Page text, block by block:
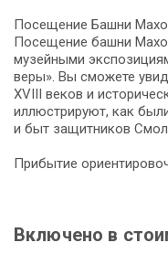
Посещение Башни
Посещение башни
музейными
веры». Вы сможете
XVIII веков и
иллюстрируют, как
и быт защитников
Прибытие
Включено в